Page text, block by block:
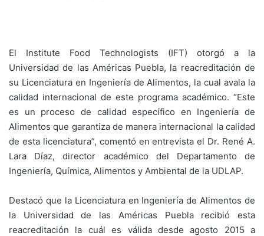
El Institute Food Technologists (IFT) otorgó a la
Universidad de las Américas Puebla, la reacreditación de
su Licenciatura en Ingeniería de Alimentos, la cual avala la
calidad internacional de este programa académico. “Este
es un proceso de calidad específico en Ingeniería de
Alimentos que garantiza de manera internacional la calidad
de esta licenciatura”, comentó en entrevista el Dr. René A.
Lara Díaz, director académico del Departamento de
Ingeniería, Química, Alimentos y Ambiental de la UDLAP.
Destacó que la Licenciatura en Ingeniería de Alimentos de
la Universidad de las Américas Puebla recibió esta
reacreditación la cuál es válida desde agosto 2015 a